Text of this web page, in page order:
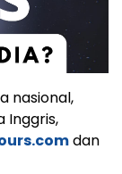
nasional,
Inggris,
dan